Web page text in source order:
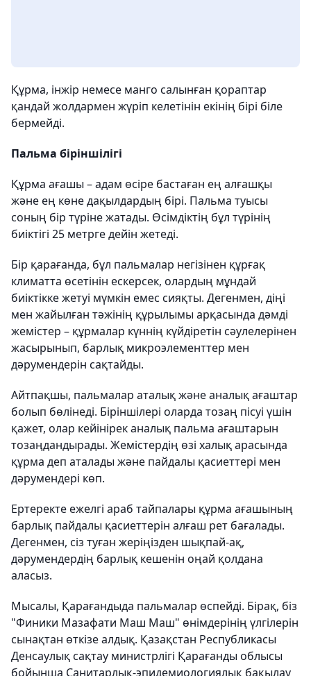
Құрма, інжір немесе манго салынған қораптар
қандай жолдармен жүріп келетінін екінің бірі біле
бермейді.
Пальма біріншілігі
Құрма ағашы – адам өсіре бастаған ең алғашқы
және ең көне дақылдардың бірі. Пальма туысы
соның бір түріне жатады. Өсімдіктің бұл түрінің
биіктігі 25 метрге дейін жетеді.
Бір қарағанда, бұл пальмалар негізінен құрғақ
климатта өсетінін ескерсек, олардың мұндай
биіктікке жетуі мүмкін емес сияқты. Дегенмен, діңі
мен жайылған тәжінің құрылымы арқасында дәмді
жемістер – құрмалар күннің күйдіретін сәулелерінен
жасырынып, барлық микроэлементтер мен
дәрумендерін сақтайды.
Айтпақшы, пальмалар аталық және аналық ағаштар
болып бөлінеді. Біріншілері оларда тозаң пісуі үшін
қажет, олар кейінірек аналық пальма ағаштарын
тозаңдандырады. Жемістердің өзі халық арасында
құрма деп аталады және пайдалы қасиеттері мен
дәрумендері көп.
Ертеректе ежелгі араб тайпалары құрма ағашының
барлық пайдалы қасиеттерін алғаш рет бағалады.
Дегенмен, сіз туған жеріңізден шықпай-ақ,
дәрумендердің барлық кешенін оңай қолдана
аласыз.
Мысалы, Қарағандыда пальмалар өспейді. Бірақ, біз
"Финики Мазафати Маш Маш" өнімдерінің үлгілерін
сынақтан өткізе алдық. Қазақстан Республикасы
Денсаулық сақтау министрлігі Қарағанды ​​облысы
бойынша Санитарлық-эпидемиологиялық бақылау